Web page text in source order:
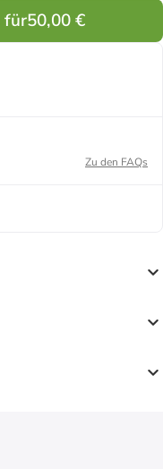
für50,00 €
Zu den FAQs